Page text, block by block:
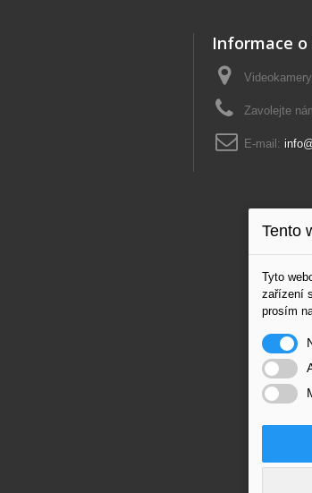
Informace o
Zavolejte
E-mail:
Tento
Tyto
zařízení
prosím